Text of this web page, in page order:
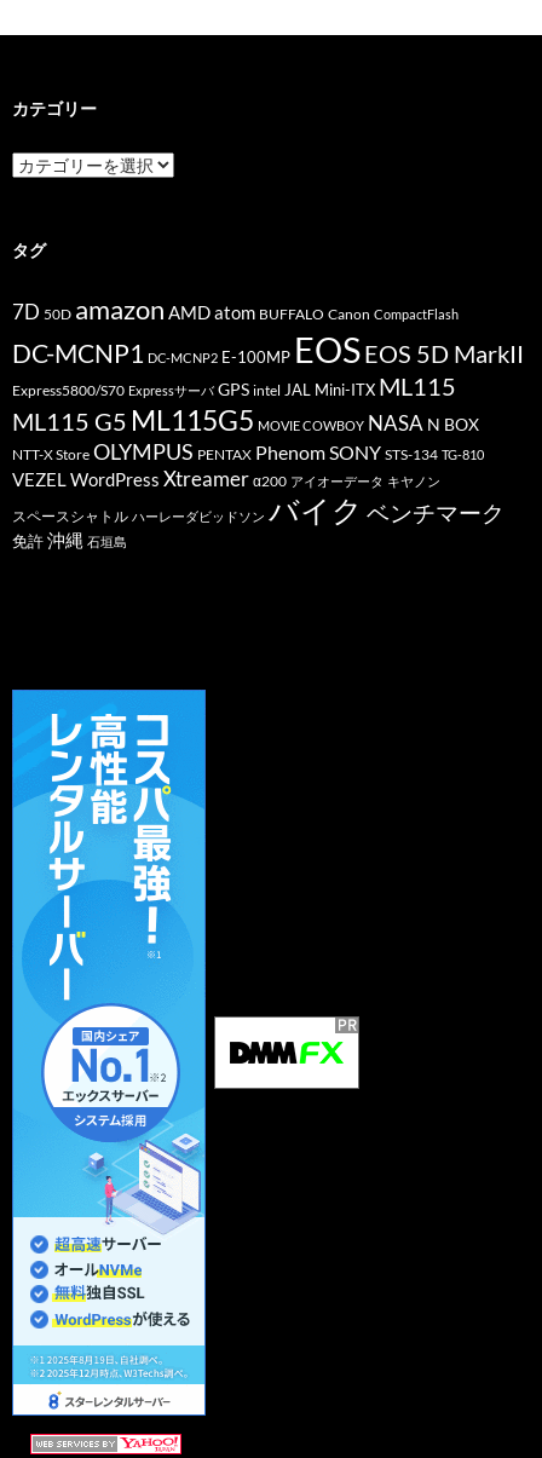
カテゴリー
カ
テ
ー
タグ
7D 50D amazon AMDatom BUFFALO Canon CompactFlash
DC-MCNP1 DC-MCNP2 E-100MP EOSEOS 5D MarkII
Express5800/S70 Expressサーバ GPS intel JAL Mini-ITX ML115
ML115 G5 ML115G5 MOVIE COWBOY NASA N BOX
NTT-X Store OLYMPUS PENTAX PhenomSONY STS-134 TG-810
VEZELWordPress Xtreamer α200 アイオーデータ キヤノン
スペースシャトル ハーレーダビッドソン バイク ベンチマーク
免許沖縄 石垣島